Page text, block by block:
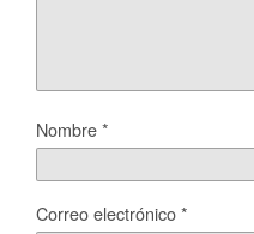
Nombre*
Correo electrónico*